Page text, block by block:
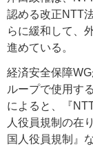
認める改正NTT
らに緩和して、
進めている。
経済安全保障
ループで使用す
によると、『
人役員規制の在
国人役員規制』